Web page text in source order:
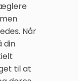
Når
din
til at